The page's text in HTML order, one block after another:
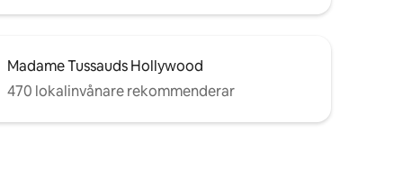
Madame Tussauds Hollywood
470 lokalinvånare rekommenderar